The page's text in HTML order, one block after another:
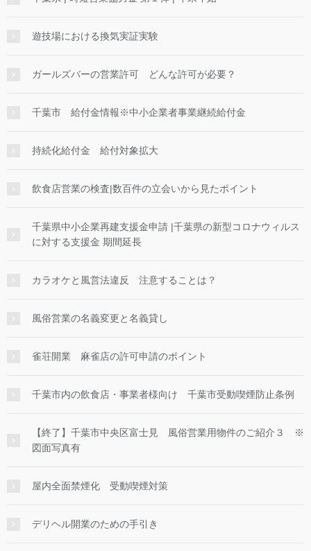
遊技場における換気実証実験
ガールズバーの営業許可 どんな許可が必要？
千葉市 給付金情報※中小企業者事業継続給付金
持続化給付金 給付対象拡大
飲食店営業の検査|数百件の立会いから見たポイント
千葉県中小企業再建支援金申請 |千葉県の新型コロナウィルス
に対する支援金 期間延長
カラオケと風営法違反 注意することは？
風俗営業の名義変更と名義貸し
雀荘開業 麻雀店の許可申請のポイント
千葉市内の飲食店・事業者様向け 千葉市受動喫煙防止条例
【終了】千葉市中央区富士見 風俗営業用物件のご紹介３ ※
図面写真有
屋内全面禁煙化 受動喫煙対策
デリヘル開業のための手引き